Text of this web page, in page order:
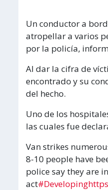
Un conductor a
atropellar a varios
por la policía,
Al dar la cifra de
encontrado y su
del hecho.
Uno de los
las cuales fue
Van strikes
8-10 people have
police say they are
act#Developing